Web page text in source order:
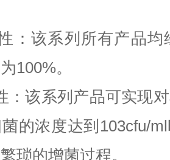
：该系列所有产品
100%。
：该系列产品可实现
的浓度达到 103cfu/ml
琐的增菌过程。